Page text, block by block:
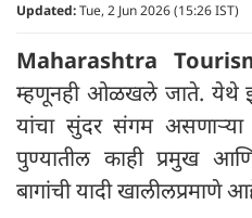
Updated:Tue, 2 Jun 2026 (15:26 IST)
Maharashtra
म्हणूनही ओळखले जाते. येथे
यांचा सुंदर संगम
पुण्यातील काही प्रमुख
बागांची यादी खालीलप्रमाणे